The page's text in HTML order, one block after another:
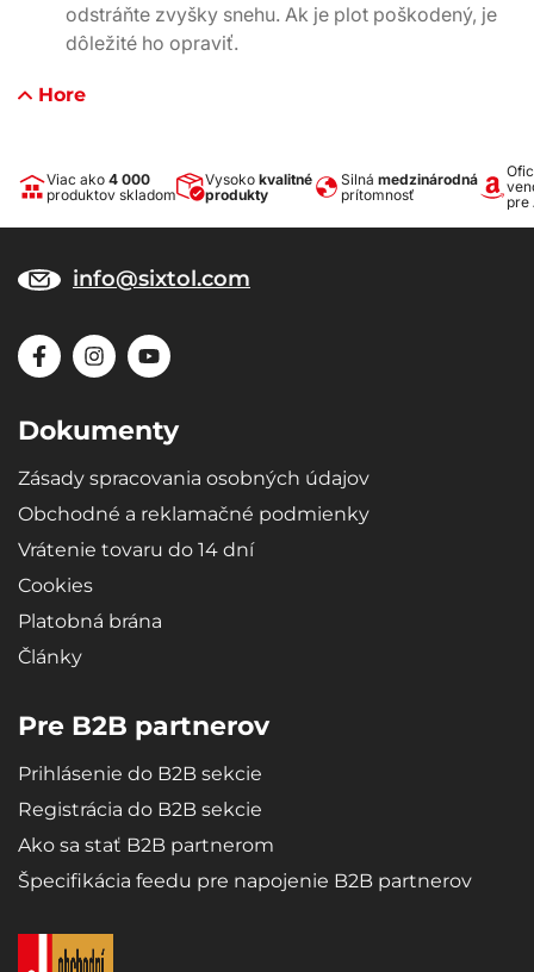
odstráňte zvyšky snehu. Ak je plot poškodený, je
dôležité ho opraviť.
Hore
Viac ako 4 000
produktov skladom
Vysoko kvalitné
produkty
Silná medzinárodná
prítomnosť
pre
info@sixtol.com
Dokumenty
Zásady spracovania osobných údajov
Obchodné a reklamačné podmienky
Vrátenie tovaru do 14 dní
Cookies
Platobná brána
Články
Pre B2B partnerov
Prihlásenie do B2B sekcie
Registrácia do B2B sekcie
Ako sa stať B2B partnerom
Špecifikácia feedu pre napojenie B2B partnerov